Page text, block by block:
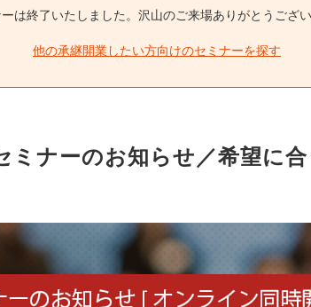
は終了いたしました。 沢山のご来場ありがとうござい
他の承継開業したい方向けのセミナーを探す
ナーのお知らせ／希望に